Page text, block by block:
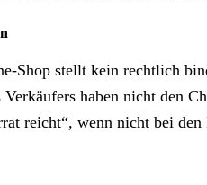
Shop stellt kein rechtlich
haben nicht den
reicht“, wenn nicht bei